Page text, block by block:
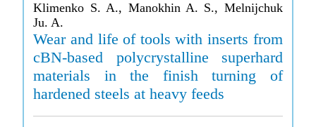
Klimenko S. A., Manokhin A. S., Melnijchuk
Ju. A.
Wear and life of tools with inserts from
cBN-based polycrystalline superhard
materials in the finish turning of
hardened steels at heavy feeds